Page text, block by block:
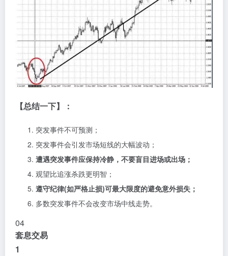
【总结一下】：
突发事件不可预测；
突发事件会引发市场短线的大幅波动；
遭遇突发事件应保持冷静，不要盲目进场或出场；
观望比追涨杀跌更明智；
遵守纪律(如严格止损)可最大限度的避免意外损失；
多数突发事件不会改变市场中线走势。
04
套息交易
1